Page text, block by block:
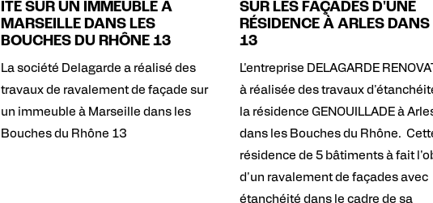
ITE SUR UN IMMEUBLE À
MARSEILLE DANS LES
BOUCHES DU RHÔNE 13
La société Delagarde a réalisé des
travaux de ravalement de façade sur
un immeuble à Marseille dans les
Bouches du Rhône 13
SUR LES FAÇADES D'UNE
RÉSIDENCE À ARLES DANS
13
L'entreprise DELAGARDE
à réalisée des travaux
la résidence GENOUILLADE à
dans les Bouches du Rhône.
résidence de 5 bâtiments à fait
d'un ravalement de façades avec
étanchéité dans le cadre de sa